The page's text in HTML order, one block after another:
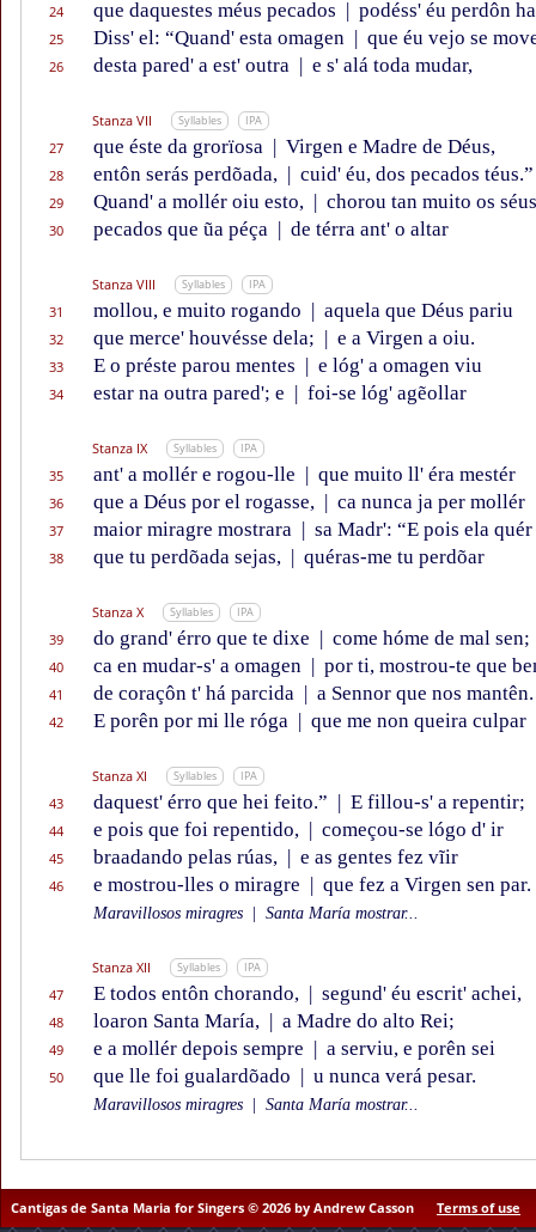
24 que daquestes méus pecados | podéss' éu perdôn
25 Diss' el: “Quand' esta omagen | que éu vejo se
26 desta pared' a est' outra | e s' alá toda mudar,
Stanza VII Syllables IPA
27 que éste da grorïosa | Virgen e Madre de Déus,
28 entôn serás perdõada, | cuid' éu, dos pecados téus.”
29 Quand' a mollér oiu esto, | chorou tan muito os séus
30 pecados que ũa péça | de térra ant' o altar
Stanza VIII Syllables IPA
31 mollou, e muito rogando | aquela que Déus pariu
32 que merce' houvésse dela; | e a Virgen a oiu.
33 E o préste parou mentes | e lóg' a omagen viu
34 estar na outra pared'; e | foi-se lóg' agẽollar
Stanza IX Syllables IPA
35 ant' a mollér e rogou-lle | que muito ll' éra mestér
36 que a Déus por el rogasse, | ca nunca ja per mollér
37 maior miragre mostrara | sa Madr': “E pois ela quér
38 que tu perdõada sejas, | quéras-me tu perdõar
Stanza X Syllables IPA
39 do grand' érro que te dixe | come hóme de mal sen;
40 ca en mudar-s' a omagen | por ti, mostrou-te que
41 de coraçôn t' há parcida | a Sennor que nos mantên.
42 E porên por mi lle róga | que me non queira culpar
Stanza XI Syllables IPA
43 daquest' érro que hei feito.” | E fillou-s' a repentir;
44 e pois que foi repentido, | começou-se lógo d' ir
45 braadando pelas rúas, | e as gentes fez vĩir
46 e mostrou-lles o miragre | que fez a Virgen sen par.
Maravillosos miragres Santa María mostrar...
Stanza XII Syllables IPA
47 E todos entôn chorando, | segund' éu escrit' achei,
48 loaron Santa María, | a Madre do alto Rei;
49 e a mollér depois sempre | a serviu, e porên sei
50 que lle foi gualardõado | u nunca verá pesar.
Maravillosos miragres Santa María mostrar...
Cantigas de Santa Maria for Singers © 2026 by Andrew Casson Terms of use